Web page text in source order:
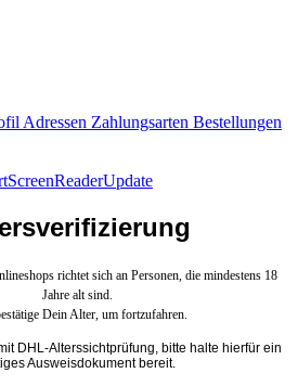
Adressen Zahlungsarten Bestellungen
richtet sich an Personen, die mindestens 18
Jahre alt sind.
Dein Alter, um fortzufahren.
DHL-Alterssichtprüfung, bitte halte hierfür ein
Ausweisdokument bereit.